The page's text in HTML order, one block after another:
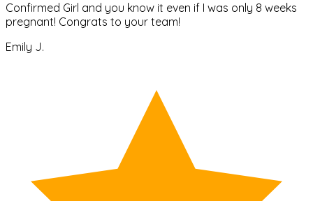
Confirmed Girl and you know it even if I was only 8 weeks
pregnant! Congrats to your team!
Emily J.